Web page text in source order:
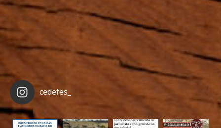
cedefes_